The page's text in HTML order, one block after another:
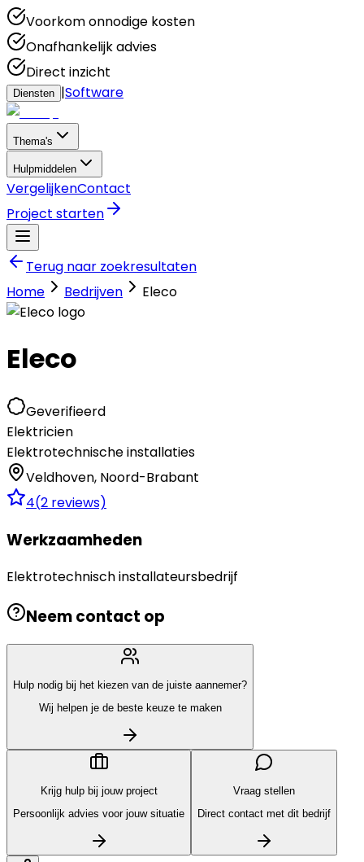
Voorkom onnodige kosten
Onafhankelijk advies
Direct inzicht
Diensten |Software
Thema's
Hulpmiddelen
VergelijkenContact
Project starten
Terug naar zoekresultaten
Home
Bedrijven Eleco
Eleco
Geverifieerd
Elektricien
Elektrotechnische installaties
Veldhoven, Noord-Brabant
4(2 reviews)
Werkzaamheden
Elektrotechnisch installateursbedrijf
Neem contact op
Hulp nodig bij het kiezen van de juiste aannemer?
Wij helpen je de beste keuze te maken
Krijg hulp bij jouw project
Persoonlijk advies voor jouw situatie
Vraag stellen
Direct contact met dit bedrijf